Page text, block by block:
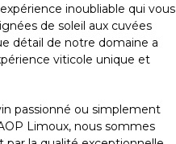
inoubliable qui vous
de soleil aux cuvées
détail de notre domaine a
viticole unique et
passionné ou simplement
Limoux, nous sommes